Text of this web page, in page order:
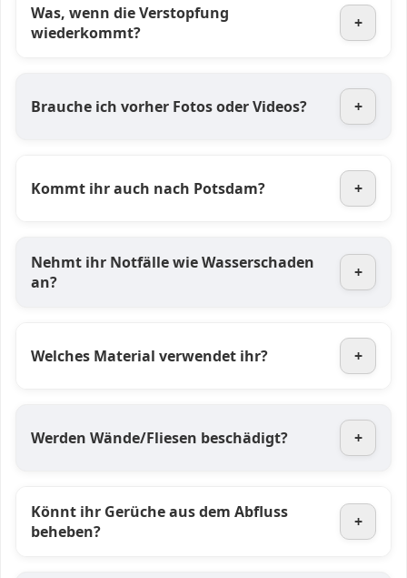
Was, wenn die Verstopfung
wiederkommt?
+
Brauche ich vorher Fotos oder Videos? +
Kommt ihr auch nach Potsdam? +
Nehmt ihr Notfälle wie Wasserschaden
an?
+
Welches Material verwendet ihr? +
Werden Wände/Fliesen beschädigt? +
Könnt ihr Gerüche aus dem Abfluss
beheben?
+